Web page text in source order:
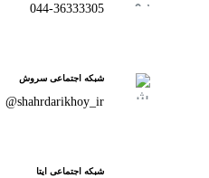
044-36333305
شبکه اجتماعی سروش
shahrdarikhoy_ir@
شبکه اجتماعی ایتا